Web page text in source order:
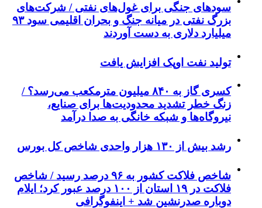
سودهای جنگی برای غول‌های نفتی / شرکت‌های
بزرگ نفتی در میانه جنگ و بحران اقلیمی سود ۹۳
میلیارد دلاری به دست آوردند
تولید نفت اوپک افزایش یافت
کسری گاز به ۸۴۰ میلیون مترمکعب می‌رسد؟ /
زنگ خطر تشدید محدودیت‌ها برای صنایع،
نیروگاه‌ها و شبکه خانگی به صدا درآمد
رشد بیش از ۱۳۰ هزار واحدی شاخص کل بورس
شاخص فلاکت کشور به ۹۶ درصد رسید / شاخص
فلاکت در ۱۹ استان از ۱۰۰ درصد عبور کرد؛ ایلام
دوباره صدرنشین شد + اینفوگرافی